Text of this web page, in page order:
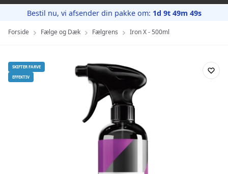
Forside Fælge og Dæk Fælgrens Iron X - 500ml
Bestil nu, vi afsender din pakke om: 1d 9t 49m 48s
SKIFTER FARVE
EFFEKTIV